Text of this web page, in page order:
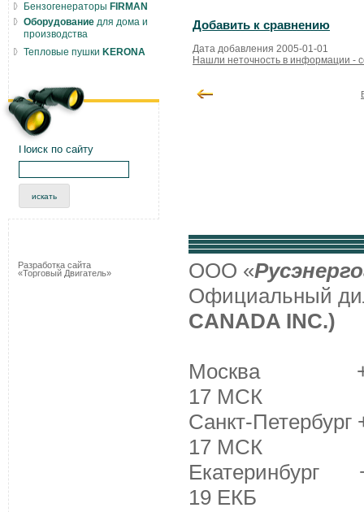
Добавить к сравнению
Дата добавления 2005-01-01
Нашли неточность в информации -
Бензогенераторы FIRMAN
Оборудование для дома и
производства
Тепловые пушки KERONA
Поиск по сайту
Разработка сайта
«Торговый Двигатель»
ООО «
Официальный
CANADA INC.)
Москва +7
17 МСК
Санкт-
17 МСК
Екатеринбург
19 ЕКБ